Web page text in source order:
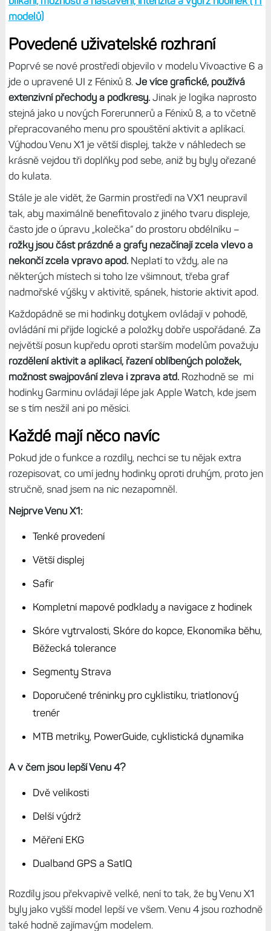
co výrazně zlepší používání hodinek večer a v noci
podařilo dostat i do tenkého těla Venu X1. Má ji také Venu
že se aktivuje podržením tlačítka Back a ne dvojklikem
tlačítka Power jako na FR nebo Fénixech.Intenzita se
pohybuje někde na 80-90 % Fénixů 8, čili pro běžné užité
stačí a jako blikačka při sportu naprosto bez problému.
Nepřehlédněte:Svítilna na hodinkách: Režimy svícení a
blikání, možnosti a nastavení, intenzita a výdrž hodinek (11
modelů)
Povedené uživatelské rozhraní
Poprvé se nové prostředí objevilo v modelu Vívoactive 6 a
jde o upravené UI z Fénixů 8.
Je více grafické, používá
extenzivní přechody a podkresy.Jinak je logika naprosto
stejná jako u nových Forerunnerů a Fénixů 8, a to včetně
přepracovaného menu pro spouštění aktivit a aplikací.
Výhodou Venu X1 je větší displej, takže v náhledech se
krásně vejdou tři doplňky pod sebe, aniž by byly ořezané
do kulata.
Stále je ale vidět, že Garmin prostředí na VX1 neupravil
tak, aby maximálně benefitovalo z jiného tvaru displeje,
často jde o úpravu „kolečka“ do prostoru obdélníku –
rožky jsou část prázdné a grafy nezačínají zcela vlevo a
nekončí zcela vpravo apod.
některých místech si toho lze všimnout, třeba graf
Každopádně se mi hodinky dotykem ovládají v pohodě,
ovládání mi přijde logické a položky dobře uspořádané. Za
rozdělení aktivit a aplikací, řazení oblíbených položek,
možnost swajpování zleva i zprava atd.
se s tím nesžil ani po měsíci.
Každé mají něco navíc
Pokud jde o funkce a rozdíly, nechci se tu nějak extra
rozepisovat, co umí jedny hodinky oproti druhým, proto jen
stručně, snad jsem na nic nezapomněl.
Nejprve Venu X1:
Tenké provedení
Větší displej
Safír
Kompletní mapové podklady a navigace z hodinek
Skóre vytrvalosti, Skóre do kopce, Ekonomika běhu,
trenér
MTB metriky, PowerGuide, cyklistická dynamika
A v čem jsou lepší Venu 4?